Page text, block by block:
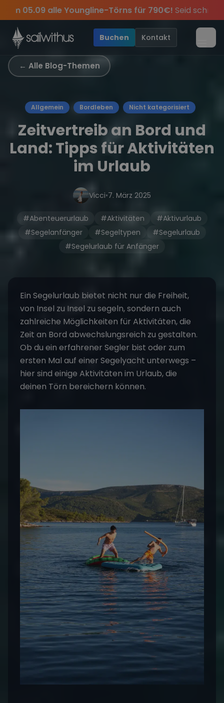
Skip to content
Special:Am 05.09 alle Youngline-Törns für
Sichere Dir jetztDein Meilenbuch und Deine
keineTörn-Updates, Insider-Tippsund exklusive
Season Closing Party 2026!Die Saison war
Buchen Kontakt
← Alle Blog-Themen
Allgemein Bordleben Nicht kategorisiert
Zeitvertreib an Bord und
Land: Tipps für Aktivitäten
im Urlaub
Vicci•7. März 2025
#Abenteuerurlaub #Aktivitäten
#Aktivurlaub
#Segelanfänger
#Segeltypen
#Segelurlaub
#Segelurlaub für Anfänger
Ein Segelurlaub bietet nicht nur die Freiheit,
von Insel zu Insel zu segeln, sondern auch
zahlreiche Möglichkeiten für Aktivitäten, die
Zeit an Bord abwechslungsreich zu gestalten.
Ob du ein erfahrener Segler bist oder zum
ersten Mal auf einer Segelyacht unterwegs –
hier sind einige Aktivitäten im Urlaub, die
deinen Törn bereichern können.